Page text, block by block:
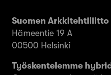
Suomen Arkkitehtiliitto
Hämeentie 19 A
00500 Helsinki
Työskentelemme